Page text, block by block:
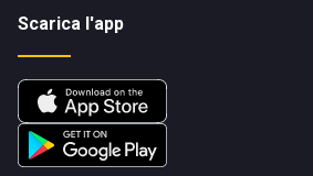
Scarica l'app